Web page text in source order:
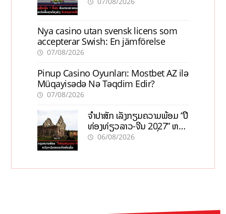
Nya casino utan svensk licens som
accepterar Swish: En jämförelse
07/08/2026
Pinup Casino Oyunları: Mostbet AZ ilə
Müqayisədə Nə Təqdim Edir?
07/08/2026
ຈຳປາສັກ ເລັ່ງກຽມຄວາມພ້ອມ “ປີ
ທ່ອງທ່ຽວລາວ-ຈີນ 2027” ຫວັງ
ກະຕຸ້ນເສດຖະກິດທ້ອງຖິ່ນ
06/08/2026